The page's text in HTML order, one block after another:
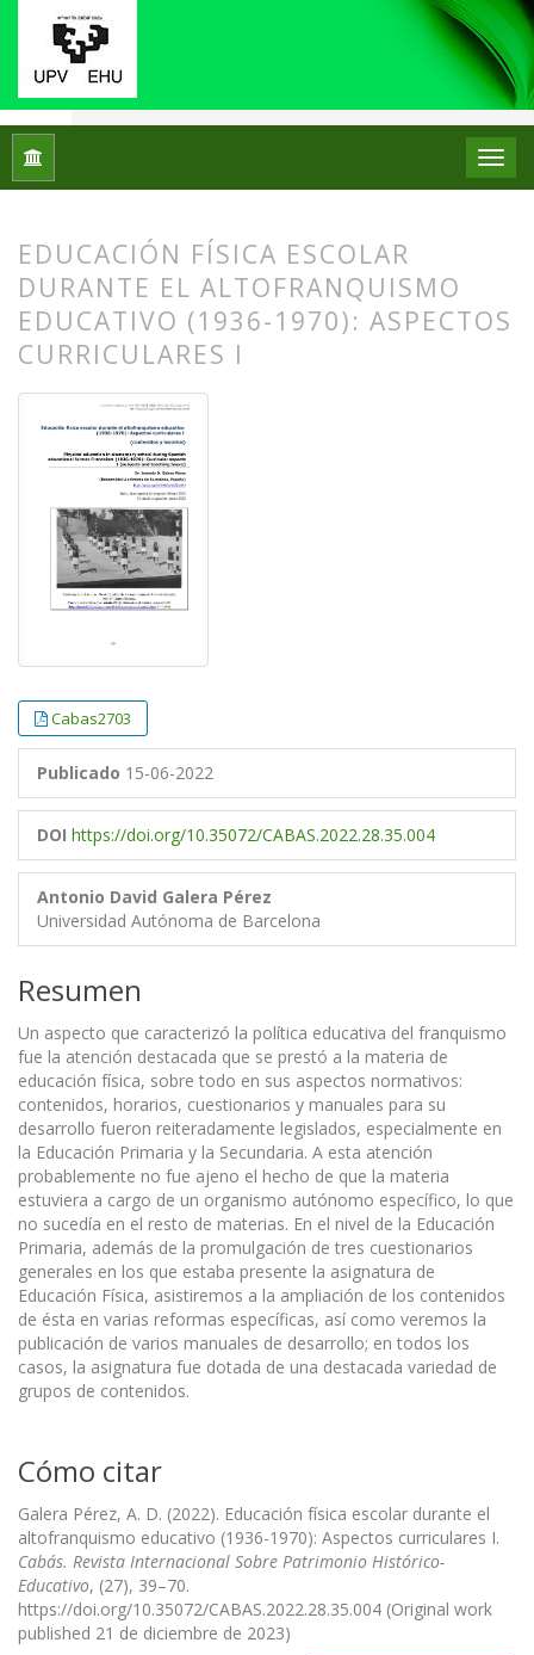
Inicio
EDUCACIÓN FÍSICA ESCOLAR
DURANTE EL ALTOFRANQUISMO
EDUCATIVO (1936-1970): ASPECTOS
CURRICULARES I
Cabas2703
Publicado 15-06-2022
DOI https://doi.org/10.35072/CABAS.2022.28.35.004
Antonio David Galera Pérez
Universidad Autónoma de Barcelona
Resumen
Un aspecto que caracterizó la política educativa del franquismo
fue la atención destacada que se prestó a la materia de
educación física, sobre todo en sus aspectos normativos:
contenidos, horarios, cuestionarios y manuales para su
desarrollo fueron reiteradamente legislados, especialmente en
la Educación Primaria y la Secundaria. A esta atención
probablemente no fue ajeno el hecho de que la materia
estuviera a cargo de un organismo autónomo específico, lo que
no sucedía en el resto de materias. En el nivel de la Educación
Primaria, además de la promulgación de tres cuestionarios
generales en los que estaba presente la asignatura de
Educación Física, asistiremos a la ampliación de los contenidos
de ésta en varias reformas específicas, así como veremos la
publicación de varios manuales de desarrollo; en todos los
casos, la asignatura fue dotada de una destacada variedad de
grupos de contenidos.
Cómo citar
Galera Pérez, A. D. (2022). Educación física escolar durante el
altofranquismo educativo (1936-1970): Aspectos curriculares I.
Cabás. Revista Internacional Sobre Patrimonio Histórico-
Educativo, (27), 39–70.
https://doi.org/10.35072/CABAS.2022.28.35.004 (Original work
published 21 de diciembre de 2023)